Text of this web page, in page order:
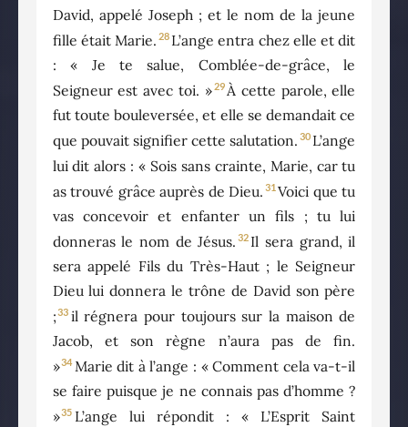
David, appelé Joseph ; et le nom de la jeune
fille était Marie. 28 L’ange entra chez elle et dit
: « Je te salue, Comblée-de-grâce, le
Seigneur est avec toi. »29À cette parole, elle
fut toute bouleversée, et elle se demandait ce
que pouvait signifier cette salutation. 30 L’ange
lui dit alors : « Sois sans crainte, Marie, car tu
as trouvé grâce auprès de Dieu. 31 Voici que tu
vas concevoir et enfanter un fils ; tu lui
donneras le nom de Jésus. 32 Il sera grand, il
sera appelé Fils du Très-Haut ; le Seigneur
Dieu lui donnera le trône de David son père
;33 il régnera pour toujours sur la maison de
Jacob, et son règne n’aura pas de fin.
»34 Marie dit à l’ange : « Comment cela va-t-il
se faire puisque je ne connais pas d’homme ?
»35 L’ange lui répondit : « L’Esprit Saint